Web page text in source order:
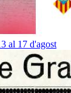
al 17 d'agost